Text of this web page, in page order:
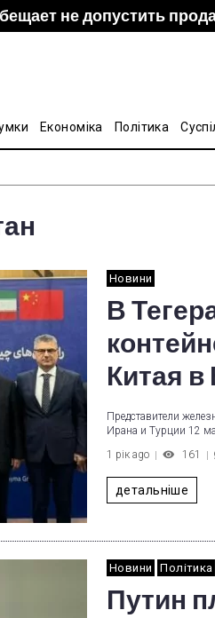
не допустить
заседание украинско-
Skyrizon и DCH Group
пошлину на
Економіка Політика
Новини
В
Китая в
Представители
Ирана и Турции 12
1 рік ago
161
детальніше
Новини Політика
Путин